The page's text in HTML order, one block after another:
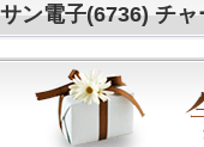
サン電子(6736) チャ